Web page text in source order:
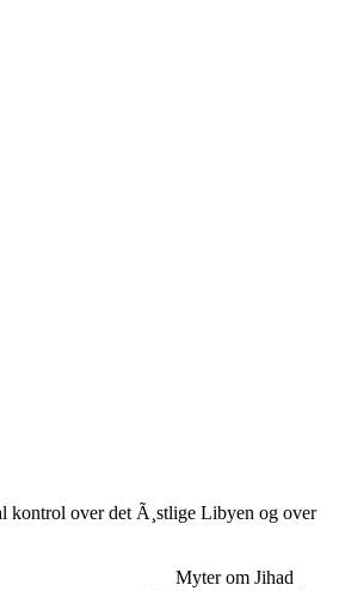
kontrol over det Ã¸stlige Libyen og over
Myter om Jihad